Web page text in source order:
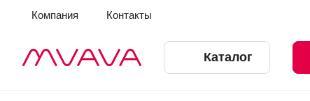
Компания Контакты
Каталог